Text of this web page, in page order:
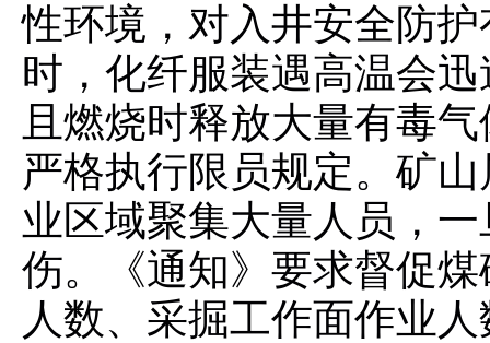
性环境，对入井安全防
时，化纤服装遇高温会
且燃烧时释放大量有毒
严格执行限员规定。矿
业区域聚集大量人员，
伤。《通知》要求督促
人数、采掘工作面作业